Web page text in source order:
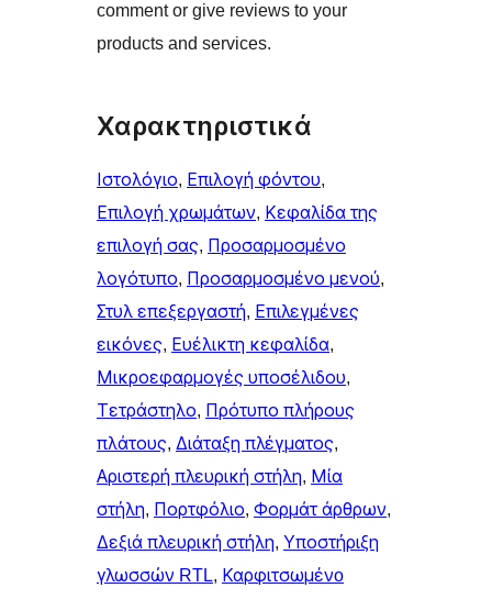
comment or give reviews to your
products and services.
Χαρακτηριστικά
Ιστολόγιο, Επιλογή φόντου
Επιλογή χρωμάτων, Κεφαλίδα της
επιλογή σας, Προσαρμοσμένο
λογότυπο, Προσαρμοσμένο μενού
Στυλ επεξεργαστή, Επιλεγμένες
εικόνες, Ευέλικτη κεφαλίδα
Μικροεφαρμογές υποσέλιδου
Τετράστηλο, Πρότυπο πλήρους
πλάτους, Διάταξη πλέγματος
Αριστερή πλευρική στήλη, Μία
στήλη, Πορτφόλιο, Φορμάτ άρθρων
Δεξιά πλευρική στήλη, Υποστήριξη
γλωσσών RTL, Καρφιτσωμένo